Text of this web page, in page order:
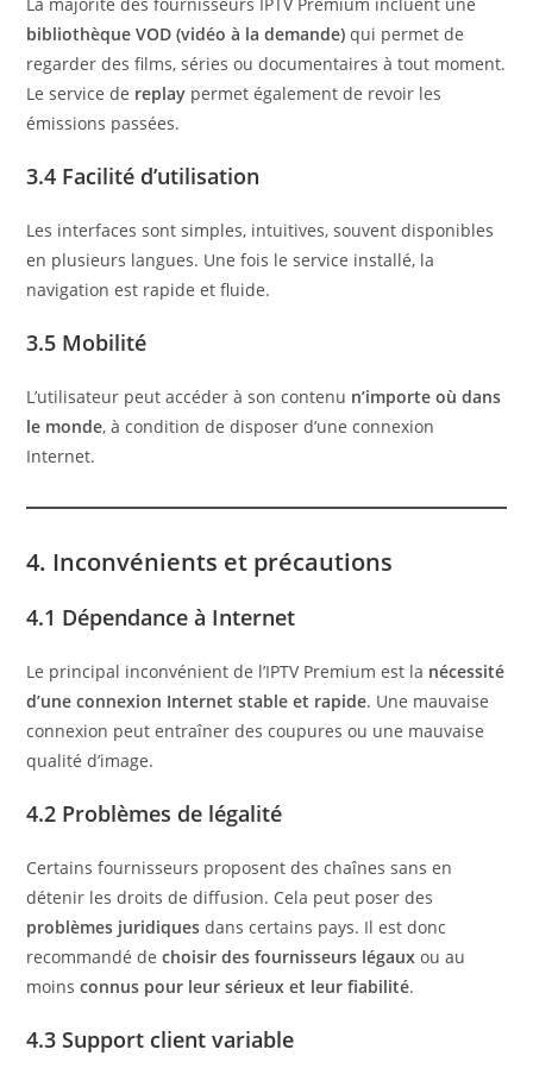
bibliothèque VOD (vidéo à la demande) qui permet de
regarder des films, séries ou documentaires à tout moment.
Le service de replay permet également de revoir les
émissions passées.
3.4 Facilité d’utilisation
Les interfaces sont simples, intuitives, souvent disponibles
en plusieurs langues. Une fois le service installé, la
navigation est rapide et fluide.
3.5 Mobilité
L’utilisateur peut accéder à son contenu n’importe où dans
le monde, à condition de disposer d’une connexion
Internet.
4. Inconvénients et précautions
4.1 Dépendance à Internet
Le principal inconvénient de l’IPTV Premium est la nécessité
d’une connexion Internet stable et rapide. Une mauvaise
connexion peut entraîner des coupures ou une mauvaise
qualité d’image.
4.2 Problèmes de légalité
Certains fournisseurs proposent des chaînes sans en
détenir les droits de diffusion. Cela peut poser des
problèmes juridiques dans certains pays. Il est donc
recommandé dechoisir des fournisseurs légaux ou au
moinsconnus pour leur sérieux et leur fiabilité.
4.3 Support client variable